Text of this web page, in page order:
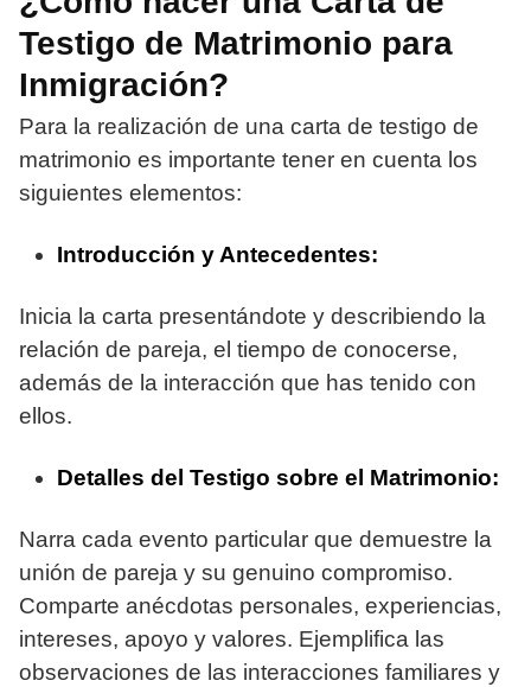
Testigo de Matrimonio para
Inmigración?
Para la realización de una carta de testigo de
matrimonio es importante tener en cuenta los
siguientes elementos:
Introducción y Antecedentes:
Inicia la carta presentándote y describiendo la
relación de pareja, el tiempo de conocerse,
además de la interacción que has tenido con
ellos.
Detalles del Testigo sobre el Matrimonio:
Narra cada evento particular que demuestre la
unión de pareja y su genuino compromiso.
Comparte anécdotas personales, experiencias,
intereses, apoyo y valores. Ejemplifica las
observaciones de las interacciones familiares y